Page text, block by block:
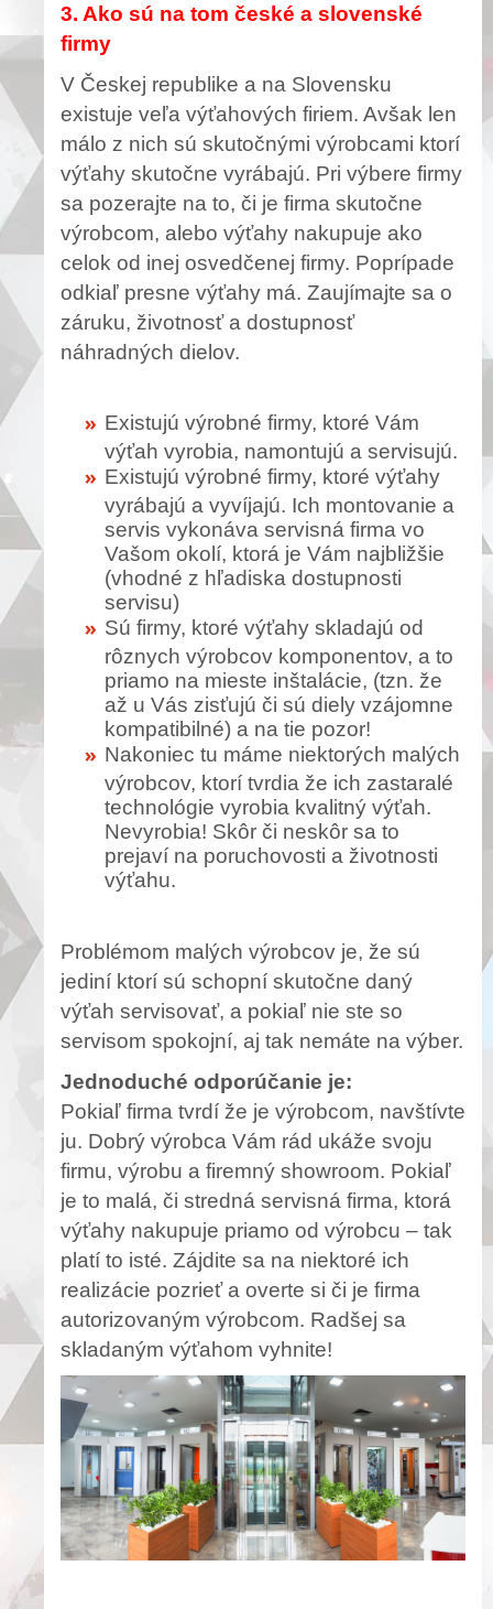
3. Ako sú na tom české a slovenské
firmy
V Českej republike a na Slovensku
existuje veľa výťahových firiem. Avšak len
málo z nich sú skutočnými výrobcami ktorí
výťahy skutočne vyrábajú. Pri výbere firmy
sa pozerajte na to, či je firma skutočne
výrobcom, alebo výťahy nakupuje ako
celok od inej osvedčenej firmy. Poprípade
odkiaľ presne výťahy má. Zaujímajte sa o
záruku, životnosť a dostupnosť
náhradných dielov.
Existujú výrobné firmy, ktoré Vám
výťah vyrobia, namontujú a servisujú.
Existujú výrobné firmy, ktoré výťahy
vyrábajú a vyvíjajú. Ich montovanie a
servis vykonáva servisná firma vo
Vašom okolí, ktorá je Vám najbližšie
(vhodné z hľadiska dostupnosti
servisu)
Sú firmy, ktoré výťahy skladajú od
rôznych výrobcov komponentov, a to
priamo na mieste inštalácie, (tzn. že
až u Vás zisťujú či sú diely vzájomne
kompatibilné) a na tie pozor!
Nakoniec tu máme niektorých malých
výrobcov, ktorí tvrdia že ich zastaralé
technológie vyrobia kvalitný výťah.
Nevyrobia! Skôr či neskôr sa to
prejaví na poruchovosti a životnosti
výťahu.
Problémom malých výrobcov je, že sú
jediní ktorí sú schopní skutočne daný
výťah servisovať, a pokiaľ nie ste so
servisom spokojní, aj tak nemáte na výber.
Jednoduché odporúčanie je:
Pokiaľ firma tvrdí že je výrobcom, navštívte
ju. Dobrý výrobca Vám rád ukáže svoju
firmu, výrobu a firemný showroom. Pokiaľ
je to malá, či stredná servisná firma, ktorá
výťahy nakupuje priamo od výrobcu – tak
platí to isté. Zájdite sa na niektoré ich
realizácie pozrieť a overte si či je firma
autorizovaným výrobcom. Radšej sa
skladaným výťahom vyhnite!